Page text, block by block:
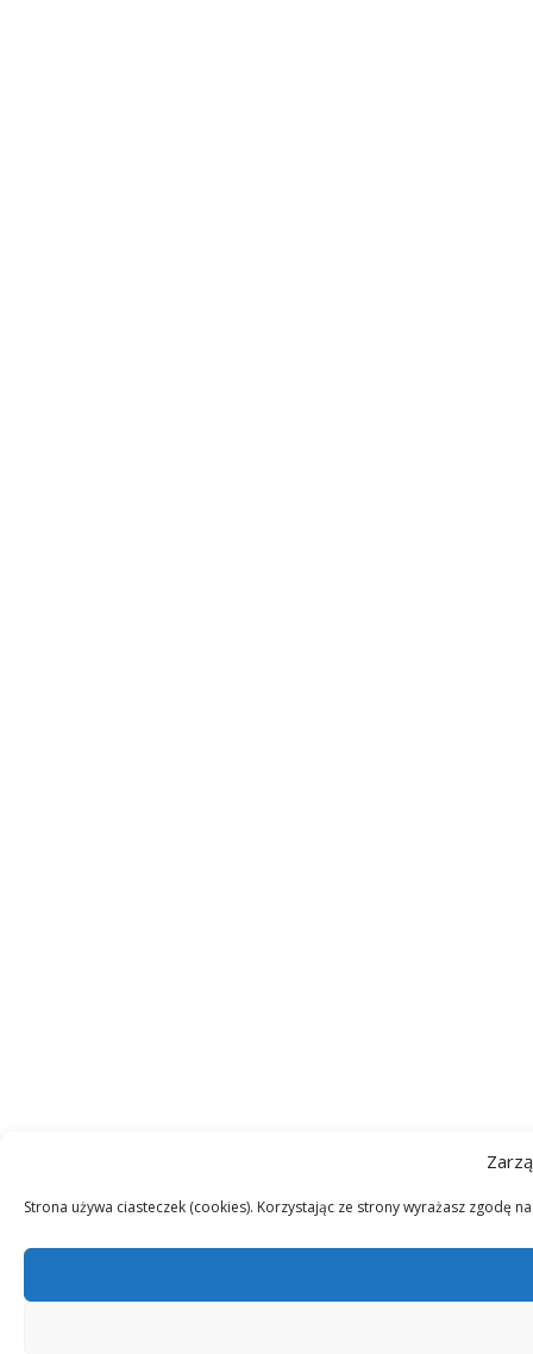
Strona używa ciasteczek (cookies). Korzystając ze strony wyrażasz zgodę